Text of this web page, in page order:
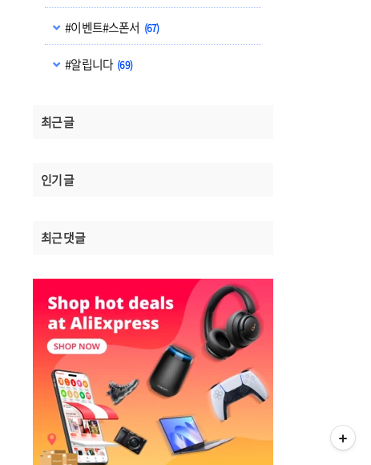
#이벤트#스폰서 (67)
#알립니다 (69)
최근 글
인기 글
최근 댓글